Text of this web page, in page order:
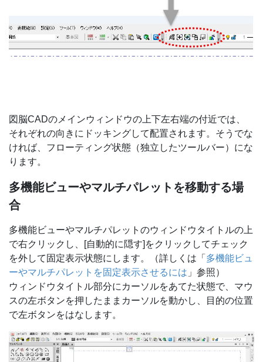
図脳CADのメインウィンドウの上下左右端の付近では、
それぞれの向きにドッキングして配置されます。そうでな
ければ、フローティング状態（独立したツールバー）にな
ります。
多機能ビューやマルチパレットを移動する場
合
多機能ビューやマルチパレットのウィンドウタイトルの上
で右クリックし、[自動的に隠す]をクリックしてチェック
を外して固定表示状態にします。（詳しくは「 多機能ビュ
ーやマルチパレットを固定表示させるには 」参照）
ウィンドウタイトル部分にカーソルをあてた状態で、マウ
スの左ボタンを押したままカーソルを動かし、目的の位置
で左ボタンをはなします。